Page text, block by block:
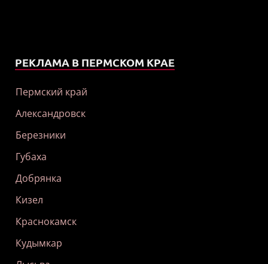
РЕКЛАМА В ПЕРМСКОМ КРАЕ
Пермский край
Александровск
Березники
Губаха
Добрянка
Кизел
Краснокамск
Кудымкар